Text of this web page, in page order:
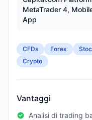
MetaTrader 4,
App
CFDs Forex
Crypto
Vantaggi
Analisi di trading